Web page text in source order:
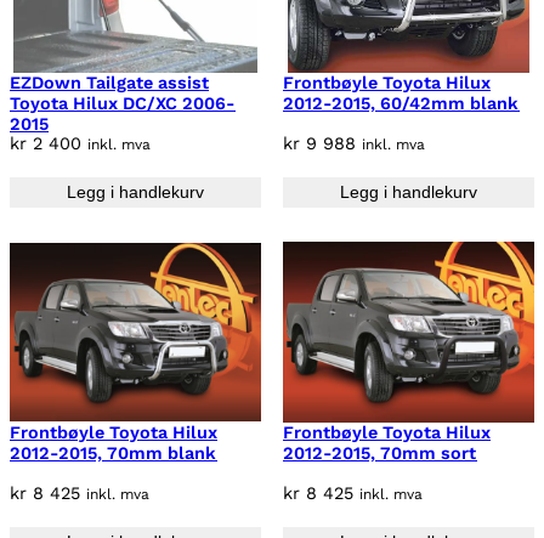
i
g
p
i
a
:
k
r
3
9
9
0
e
p
r
i
k
3
7
9
0
,
5
EZDown Tailgate assist
Toyota Hilux DC/XC 2006-
2015
kr 2 400 inkl. mva
Legg i handlekurv
Frontbøyle Toyota Hilux
2012-2015, 60/42mm blank
kr 9 988 inkl. mva
Legg i handlekurv
Frontbøyle Toyota Hilux
2012-2015, 70mm blank
kr 8 425 inkl. mva
Frontbøyle Toyota Hilux
2012-2015, 70mm sort
kr 8 425 inkl. mva